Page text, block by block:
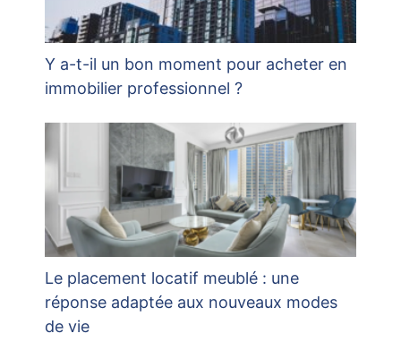
Y a-t-il un bon moment pour acheter en
immobilier professionnel ?
Le placement locatif meublé : une
réponse adaptée aux nouveaux modes
de vie